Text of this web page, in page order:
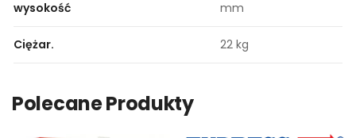
wysokość
mm
Ciężar. 22 kg
Polecane Produkty